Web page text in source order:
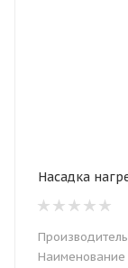
Производитель
Наименование